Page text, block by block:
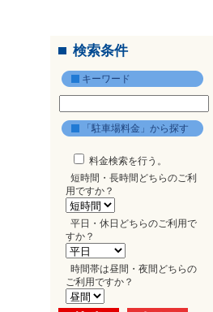
検索条件
キーワード
「駐車場料金」から探す
料金検索を行う。
短時間・長時間どちらのご利
用ですか？
平日・休日どちらのご利用で
すか？
時間帯は昼間・夜間どちらの
ご利用ですか？